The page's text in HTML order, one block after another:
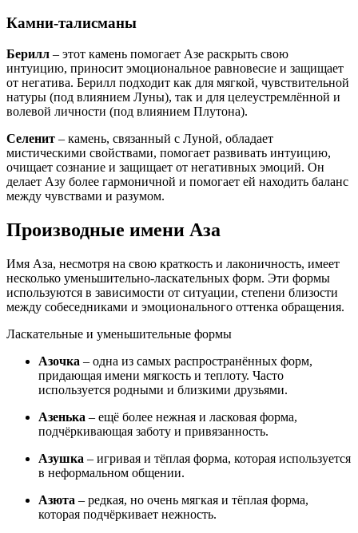
Камни-талисманы
Берилл – этот камень помогает Азе раскрыть свою
интуицию, приносит эмоциональное равновесие и защищает
от негатива. Берилл подходит как для мягкой, чувствительной
натуры (под влиянием Луны), так и для целеустремлённой и
волевой личности (под влиянием Плутона).
Селенит – камень, связанный с Луной, обладает
мистическими свойствами, помогает развивать интуицию,
очищает сознание и защищает от негативных эмоций. Он
делает Азу более гармоничной и помогает ей находить баланс
между чувствами и разумом.
Производные имени Аза
Имя Аза, несмотря на свою краткость и лаконичность, имеет
несколько уменьшительно-ласкательных форм. Эти формы
используются в зависимости от ситуации, степени близости
между собеседниками и эмоционального оттенка обращения.
Ласкательные и уменьшительные формы
Азочка – одна из самых распространённых форм,
придающая имени мягкость и теплоту. Часто
используется родными и близкими друзьями.
Азенька – ещё более нежная и ласковая форма,
подчёркивающая заботу и привязанность.
Азушка – игривая и тёплая форма, которая используется
в неформальном общении.
Азюта – редкая, но очень мягкая и тёплая форма,
которая подчёркивает нежность.